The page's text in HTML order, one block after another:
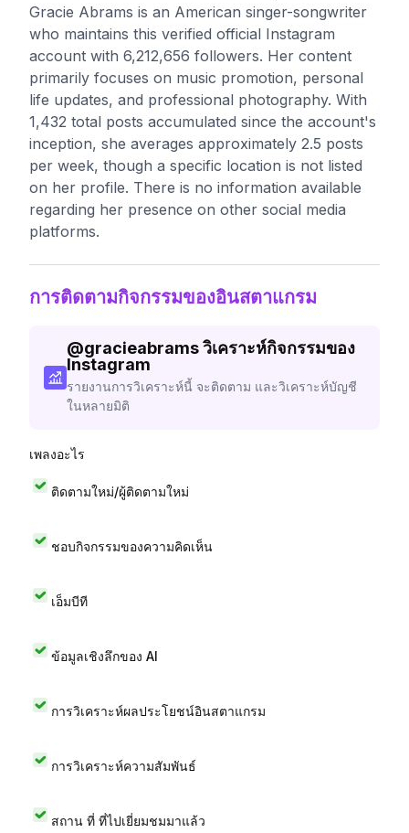
Gracie Abrams is an American singer-songwriter
who maintains this verified official Instagram
account with 6,212,656 followers. Her content
primarily focuses on music promotion, personal
life updates, and professional photography. With
1,432 total posts accumulated since the account's
inception, she averages approximately 2.5 posts
per week, though a specific location is not listed
on her profile. There is no information available
regarding her presence on other social media
platforms.
การติดตามกิจกรรมของอินสตาแกรม
@gracieabrams วิเคราะห์กิจกรรมของ
Instagram
รายงานการวิเคราะห์นี้ จะติดตาม และวิเคราะห์บัญชี
ในหลายมิติ
เพลงอะไร
ติดตามใหม่/ผู้ติดตามใหม่
ชอบกิจกรรมของความคิดเห็น
เอ็มบีที
ข้อมูลเชิงลึกของ AI
การวิเคราะห์ผลประโยชน์อินสตาแกรม
การวิเคราะห์ความสัมพันธ์
สถาน ที่ ที่ไปเยี่ยมชมมาแล้ว